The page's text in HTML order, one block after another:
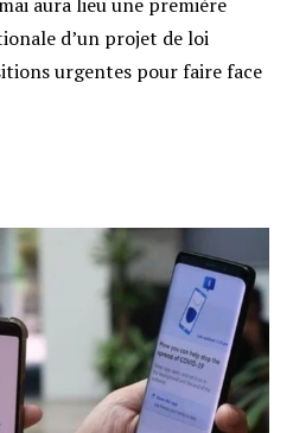
d’un projet de loi
urgentes pour faire face